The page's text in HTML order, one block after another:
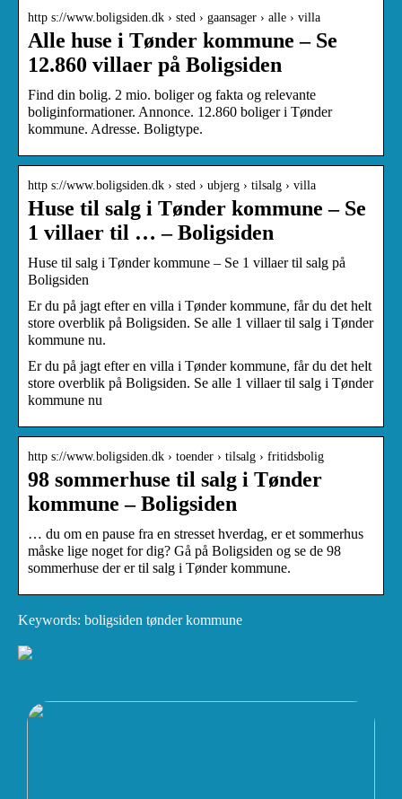
http s://www.boligsiden.dk › sted › gaansager › alle › villa
Alle huse i Tønder kommune – Se
12.860 villaer på Boligsiden
Find din bolig. 2 mio. boliger og fakta og relevante
boliginformationer. Annonce. 12.860 boliger i Tønder
kommune. Adresse. Boligtype.
http s://www.boligsiden.dk › sted › ubjerg › tilsalg › villa
Huse til salg i Tønder kommune – Se
1 villaer til … – Boligsiden
Huse til salg i Tønder kommune – Se 1 villaer til salg på
Boligsiden
Er du på jagt efter en villa i Tønder kommune, får du det helt
store overblik på Boligsiden. Se alle 1 villaer til salg i Tønder
kommune nu.
Er du på jagt efter en villa i Tønder kommune, får du det helt
store overblik på Boligsiden. Se alle 1 villaer til salg i Tønder
kommune nu
http s://www.boligsiden.dk › toender › tilsalg › fritidsbolig
98 sommerhuse til salg i Tønder
kommune – Boligsiden
… du om en pause fra en stresset hverdag, er et sommerhus
måske lige noget for dig? Gå på Boligsiden og se de 98
sommerhuse der er til salg i Tønder kommune.
Keywords: boligsiden tønder kommune